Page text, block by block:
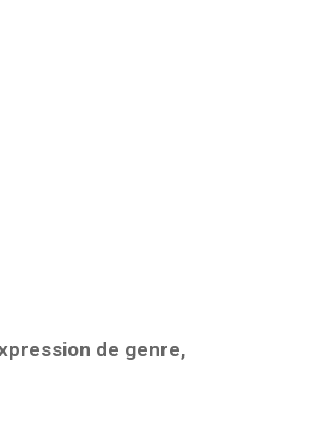
de genre,